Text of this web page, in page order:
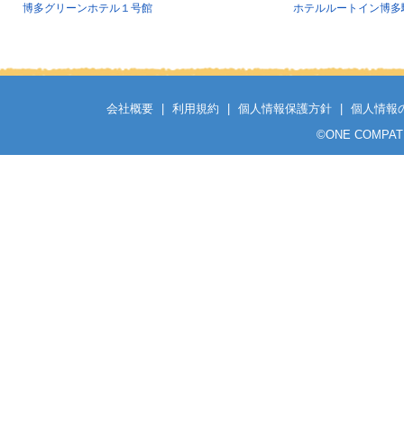
博多グリーンホテル１号館
ホテルルートイン博
会社概要 利用規約 個人情報保護方針
個人情報
©ONE